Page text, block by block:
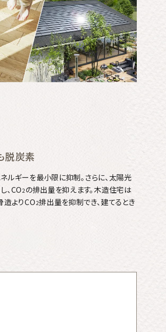
脱炭素
ルギーを最小限に抑制。さらに、太陽光
、CO2の排出量を抑えます。木造住宅は
造よりCO2排出量を抑制でき、建てるとき